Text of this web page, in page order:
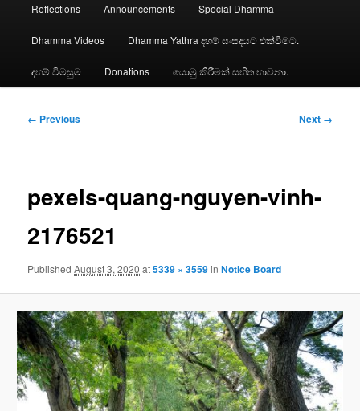
Reflections Announcements Special Dhamma
Dhamma Videos Dhamma Yathra දහම් සංසදයට එක්වීමට.
දහම් විමසුම Donations යොමු කිරීමක් සහිත භාවනා.
Image
← Previous Next →
pexels-quang-nguyen-vinh-
2176521
PublishedAugust 3, 2020 at5339 × 3559inNotice Board